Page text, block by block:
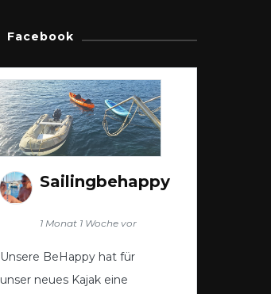
Facebook
Sailingbehappy
1 Monat 1 Woche vor
Unsere BeHappy hat für
unser neues Kajak eine